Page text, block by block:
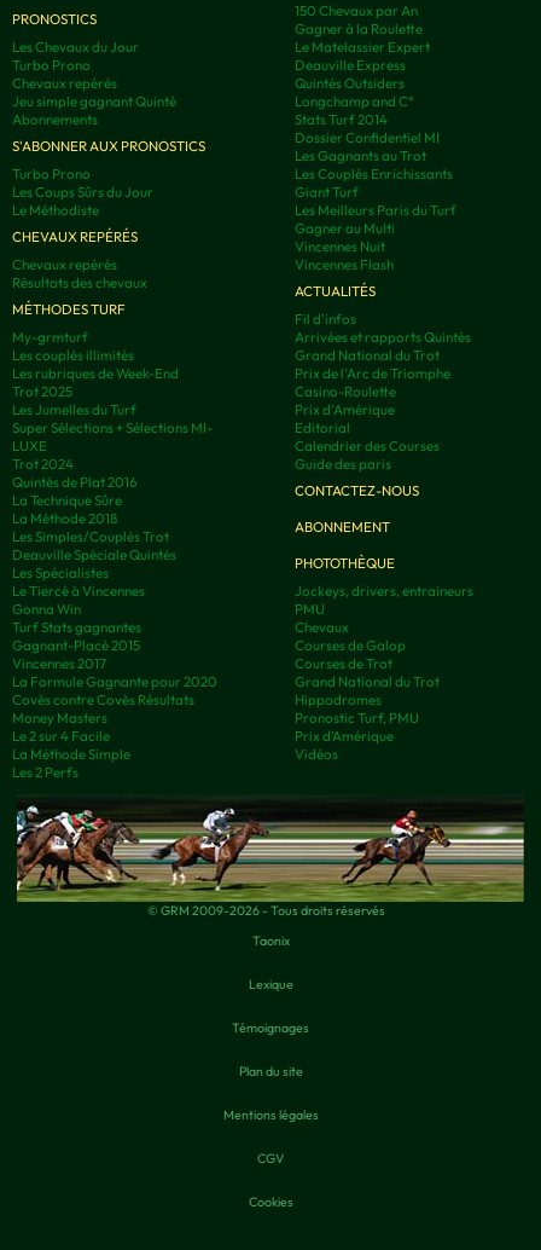
PRONOSTICS
Les Chevaux du Jour
Turbo Prono
Chevaux repérés
Jeu simple gagnant Quinté
Abonnements
S'ABONNER AUX PRONOSTICS
Turbo Prono
Les Coups Sûrs du Jour
Le Méthodiste
CHEVAUX REPÉRÉS
Chevaux repérés
Résultats des chevaux
MÉTHODES TURF
My-grmturf
Les couplés illimités
Les rubriques de Week-End
Trot 2025
Les Jumelles du Turf
Super Sélections + Sélections MI-
LUXE
Trot 2024
Quintés de Plat 2016
La Technique Sûre
La Méthode 2018
Les Simples/Couplés Trot
Deauville Spéciale Quintés
Les Spécialistes
Le Tiercé à Vincennes
Gonna Win
Turf Stats gagnantes
Gagnant-Placé 2015
Vincennes 2017
La Formule Gagnante pour 2020
Covès contre Covès Résultats
Money Masters
Le 2 sur 4 Facile
La Méthode Simple
Les 2 Perfs
150 Chevaux par An
Gagner à la Roulette
Le Matelassier Expert
Deauville Express
Quintés Outsiders
Longchamp and C°
Stats Turf 2014
Dossier Confidentiel MI
Les Gagnants au Trot
Les Couplés Enrichissants
Giant Turf
Les Meilleurs Paris du Turf
Gagner au Multi
Vincennes Nuit
Vincennes Flash
ACTUALITÉS
Fil d'infos
Arrivées et rapports Quintés
Grand National du Trot
Prix de l'Arc de Triomphe
Casino-Roulette
Prix d'Amérique
Editorial
Calendrier des Courses
Guide des paris
CONTACTEZ-NOUS
ABONNEMENT
PHOTOTHÈQUE
Jockeys, drivers, entraineurs
PMU
Chevaux
Courses de Galop
Courses de Trot
Grand National du Trot
Hippodromes
Pronostic Turf, PMU
Prix d’Amérique
Vidéos
© GRM 2009-2026 - Tous droits réservés
Taonix
Lexique
Témoignages
Plan du site
Mentions légales
CGV
Cookies